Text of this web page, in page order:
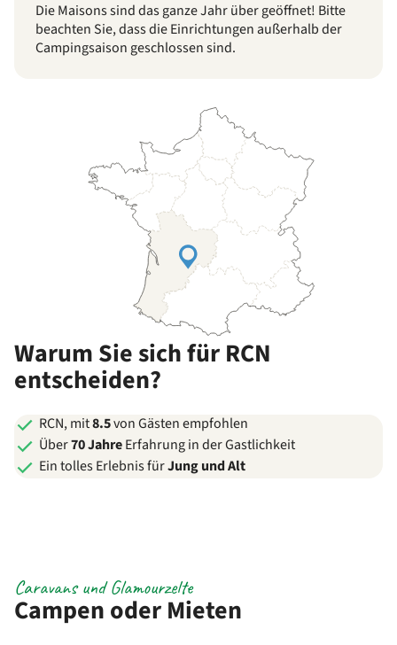
Die Maisons sind das ganze Jahr über geöffnet! Bitte
beachten Sie, dass die Einrichtungen außerhalb der
Campingsaison geschlossen sind.
Warum Sie sich für RCN
entscheiden?
RCN, mit8.5von Gästen empfohlen
Über70 JahreErfahrung in der Gastlichkeit
Ein tolles Erlebnis fürJung und Alt
Campen oder Mieten
Caravans und Glamourzelte